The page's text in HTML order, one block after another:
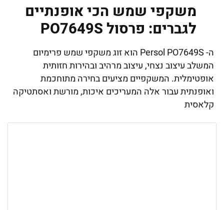
משקפי שמש הכי אופנתיים
לגברים: פרסול PO7649S
ה- Persol PO7649S הוא זוג משקפי שמש פרימיום
המשלב עיצוב נצחי, עיצוב מרהיב ובהירות חזותית
אופטימלית. המשקפיים מציעים בחירה מתוחכמת
ואופנתית עבור אלה המעריכים איכות, מורשת ואסתטיקה
קלאסית